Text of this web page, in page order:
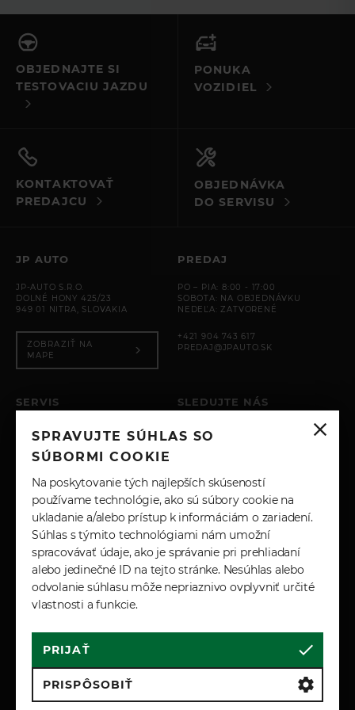
SPRAVUJTE SÚHLAS SO
SÚBORMI COOKIE
Na poskytovanie tých najlepších skúseností
používame technológie, ako sú súbory cookie na
ukladanie a/alebo prístup k informáciám o zariadení.
Súhlas s týmito technológiami nám umožní
spracovávať údaje, ako je správanie pri prehliadaní
alebo jedinečné ID na tejto stránke. Nesúhlas alebo
odvolanie súhlasu môže nepriaznivo ovplyvniť určité
vlastnosti a funkcie.
PRIJAŤ
PRISPÔSOBIŤ
Satin Chrome Touchscreen surround
Daytime Running Lamps
064BW
064CP
Grille Atlas
Upper Active Vanes
Headlamp Operation LHD -right justify
Emergency Braking
Standard Directional Indicators Front and Rear
Bezkľúčové odomykanie
066CZ
Elektrický kufor
Dual Note Electric Horn
Battery back up sounder system
Double Locking
Intrusion sensor
076EZ
Door Lock/Unlock Front
434 MHz/UWB Door Lock Frequency
Vehicle Protection Cat 1
Satin Chrome gearshift paddles
Active Transmission Warming
079AW
079AX
Load Floor - Standard
OBJEDNAJTE SI
TESTOVACIU JAZDU
PONUKA
VOZIDIEL
KONTAKTOVAŤ
PREDAJCU
OBJEDNÁVKA
DO SERVISU
JP AUTO
JP-AUTO S.R.O.
DOLNÉ HONY 425/23
949 01 NITRA, SLOVAKIA
ZOBRAZIŤ NA
MAPE
PREDAJ
PO – PIA: 8:00 - 17:00
SOBOTA: NA OBJEDNÁVKU
NEDEĽA: ZATVORENÉ
+421 904 743 617
PREDAJ@JPAUTO.SK
SERVIS
PO – PIA: 8:00 - 17:00
SOBOTA: ZATVORENÉ
NEDEĽA: ZATVORENÉ
+421 904 743 617
SERVIS@JPAUTO.SK
SLEDUJTE NÁS
FACEBOOK
LINKEDIN
YOUTUBE